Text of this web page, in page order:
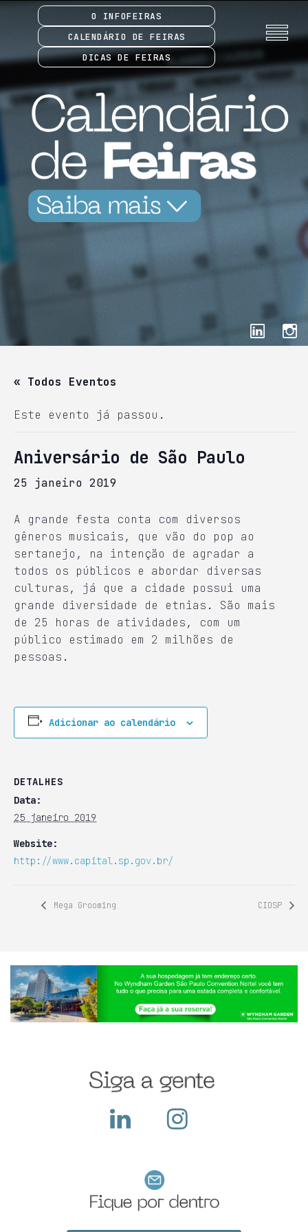
O INFOFEIRAS
CALENDÁRIO DE FEIRAS
DICAS DE FEIRAS
« Todos Eventos
Este evento já passou.
Aniversário de São Paulo
25 janeiro 2019
A grande festa conta com diversos
gêneros musicais, que vão do pop ao
sertanejo, na intenção de agradar a
todos os públicos e abordar diversas
culturas, já que a cidade possui uma
grande diversidade de etnias. São mais
de 25 horas de atividades, com um
público estimado em 2 milhões de
pessoas.
Adicionar ao calendário
DETALHES
Data:
25 janeiro 2019
Website:
http://www.capital.sp.gov.br/
Mega Grooming CIOSP